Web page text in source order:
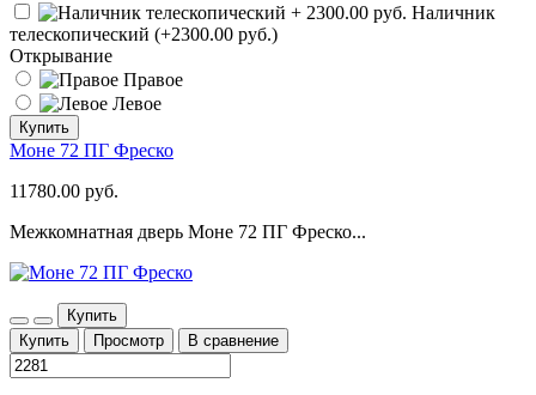
Наличник
телескопический (+2300.00 руб.)
Открывание
Правое
Левое
Купить
Моне 72 ПГ Фреско
11780.00 руб.
Межкомнатная дверь Моне 72 ПГ Фреско...
Купить
Купить
Просмотр В сравнение